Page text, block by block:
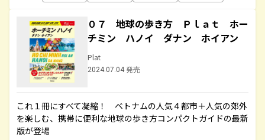
０７ 地球の歩き方 Ｐｌａｔ ホー
チミン ハノイ ダナン ホイアン
Plat
2024.07.04 発売
これ１冊にすべて凝縮！ ベトナムの人気４都市＋人気の郊外
を楽しむ、携帯に便利な地球の歩き方コンパクトガイドの最新
版が登場